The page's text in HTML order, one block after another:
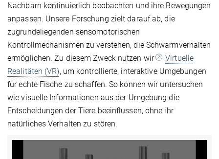
Nachbarn kontinuierlich beobachten und ihre Bewegungen
anpassen. Unsere Forschung zielt darauf ab, die
zugrundeliegenden sensomotorischen
Kontrollmechanismen zu verstehen, die Schwarmverhalten
ermöglichen. Zu diesem Zweck nutzen wir
Virtuelle
Realitäten (VR), um kontrollierte, interaktive Umgebungen
für echte Fische zu schaffen. So können wir untersuchen
wie visuelle Informationen aus der Umgebung die
Entscheidungen der Tiere beeinflussen, ohne ihr
natürliches Verhalten zu stören.